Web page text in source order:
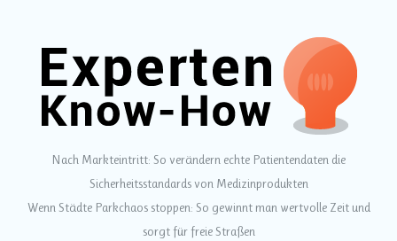
Nach Markteintritt: So verändern echte Patientendaten die
Sicherheitsstandards von Medizinprodukten
Wenn Städte Parkchaos stoppen: So gewinnt man wertvolle Zeit und
sorgt für freie Straßen